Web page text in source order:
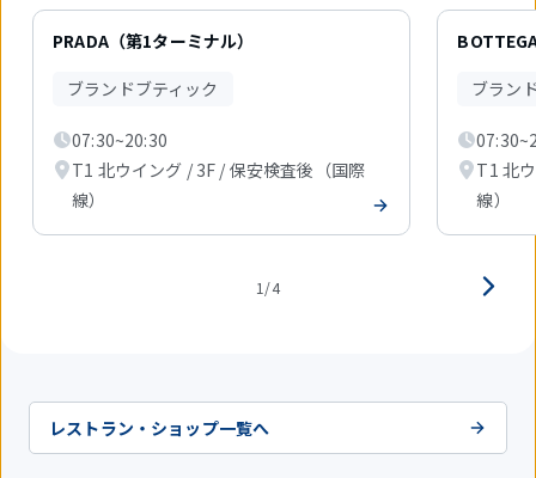
PRADA（第1ターミナル）
ブランドブティック
07:30~20:30
T1 北ウイング / 3F / 保安検査後（国際
線）
ブラン
T1 北
線）
1/4
レストラン・ショップ一覧へ